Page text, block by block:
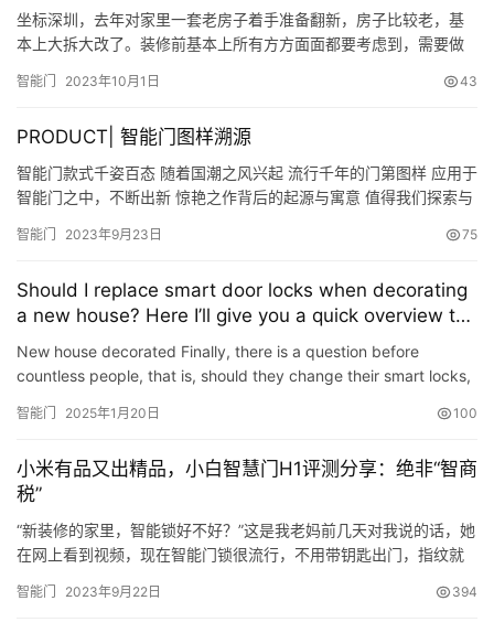
看看睿祺无…
坐标深圳，去年对家里一套老房子着手准备翻新，房子比较老，基
本上大拆大改了。装修前基本上所有方方面面都要考虑到，需要做
污水净水提升泵，橱柜，暗埋花洒，墙排浴室柜，智能系统，还有
意，所以拿出来和大家分享一下。我们现在住的房子在普通防盗门
基础上加装了…
智能门 2023年10月1日 43
PRODUCT| 智能门图样溯源
智能门款式千姿百态 随着国潮之风兴起 流行千年的门第图样 应用于
智能门之中，不断出新 惊艳之作背后的起源与寓意 值得我们探索与
甲骨文（图甲）来看 福是用双手祈祷（神灵护佑） 从而获得容器的
之义 “福”字一直是中式设计…
智能门 2023年9月23日 75
Should I replace smart door locks when decorating
a new house? Here I’ll give you a quick overview to
avoid stepping into pitfalls.
New house decorated Finally, there is a question before
countless people, that is, should they change their smart locks,
智能门 2025年1月20日 100
小米有品又出精品，小白智慧门H1评测分享：绝非“智商
税”
“新装修的家里，智能锁好不好？”这是我老妈前几天对我说的话，她
在网上看到视频，现在智能门锁很流行，不用带钥匙出门，指纹就
挺方便的。 不查不知道，一查仿佛间发现了“新大陆”。原来，智能
智能门 2023年9月22日 394